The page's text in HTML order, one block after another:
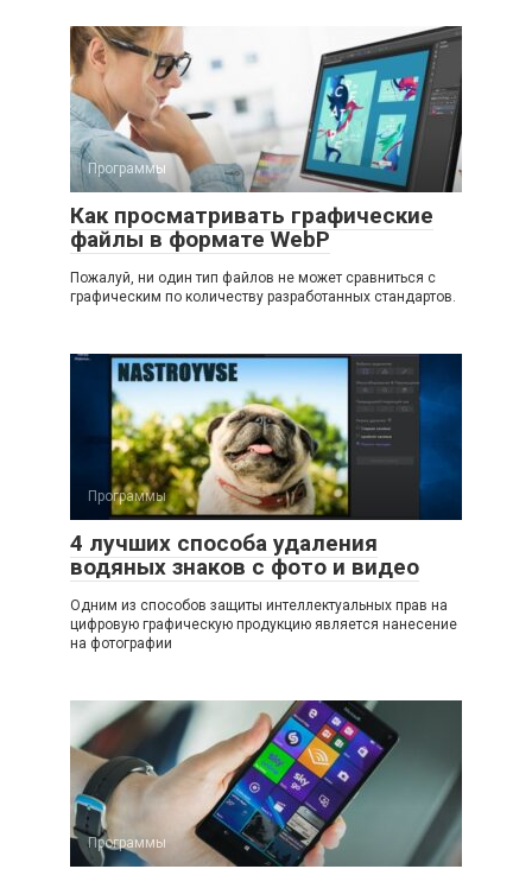
Программы
Как просматривать графические
файлы в формате WebP
Пожалуй, ни один тип файлов не может сравниться с
графическим по количеству разработанных стандартов.
Программы
4 лучших способа удаления
водяных знаков с фото и видео
Одним из способов защиты интеллектуальных прав на
цифровую графическую продукцию является нанесение
на фотографии
Программы